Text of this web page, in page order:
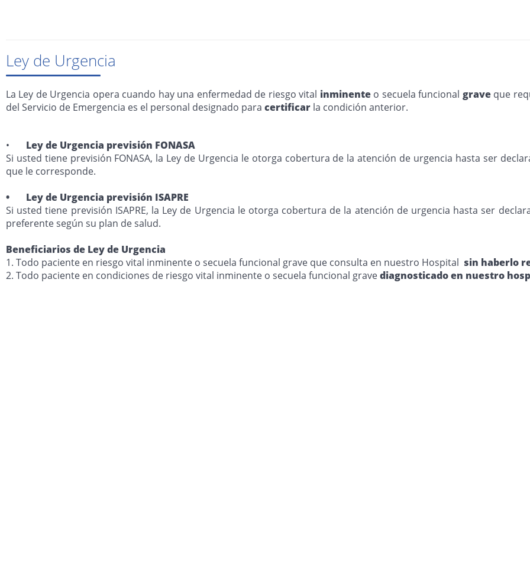
Ley de Urgencia
La Ley de Urgencia opera cuando hay una enfermedad de riesgo vital inminenteo secuela funcional grave que
del Servicio de Emergencia es el personal designado para certificar la condición anterior.
•
Ley de Urgencia previsión FONASA
Si usted tiene previsión FONASA, la Ley de Urgencia le otorga cobertura de la atención de urgencia hasta ser
que le corresponde.
• Ley de Urgencia previsión ISAPRE
Si usted tiene previsión ISAPRE, la Ley de Urgencia le otorga cobertura de la atención de urgencia hasta ser
preferente según su plan de salud.
Beneficiarios de Ley de Urgencia
1. Todo paciente en riesgo vital inminente o secuela funcional grave que consulta en nuestro Hospital sin haberlo
2. Todo paciente en condiciones de riesgo vital inminente o secuela funcional gravediagnosticado en nuestro